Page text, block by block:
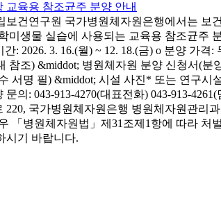
교육용 참조균주 분양 안내
보건연구원 국가병원체자원은행에서는 보
미생물 실습에 사용되는 교육용 참조균주
간: 2026. 3. 16.(월) ~ 12. 18.(금) o 분양 가
참조) &middot; 병원체자원 분양 신청서(
서명 필) &middot; 시설 사진* 또는 연구
문의: 043-913-4270(대표전화) 043-913-
220, 국가병원체자원은행 병원체자원관리
「병원체자원법」제31조제1항에 따라
시기 바랍니다.